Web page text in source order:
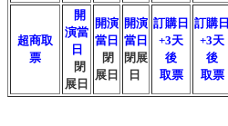
超商取
票
開
演當
日
閉
展日
開演
當日
閉
展日
開演
當日
閉展
日
訂購日
+3天
後
取票
訂購日
+3天
後
取票